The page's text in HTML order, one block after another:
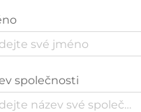
společnosti